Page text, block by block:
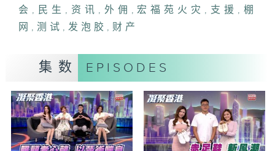
「预制板机械人减少工伤有可能」
益普及，有创科研发公司因应本港地盘空间
环境的特性，研发预制板安装机械人，协助
建筑工人在建筑物内完成提举和安装工作，
减少工伤风险。
「灾后外佣支援」
无情大火摧毁过千家园，同时影响该区工作
会 , 民生 , 资讯 , 外佣 , 宏福苑火灾 , 支援 , 棚
网 ,测试 ,发泡胶 , 财产
集数 EPISODES